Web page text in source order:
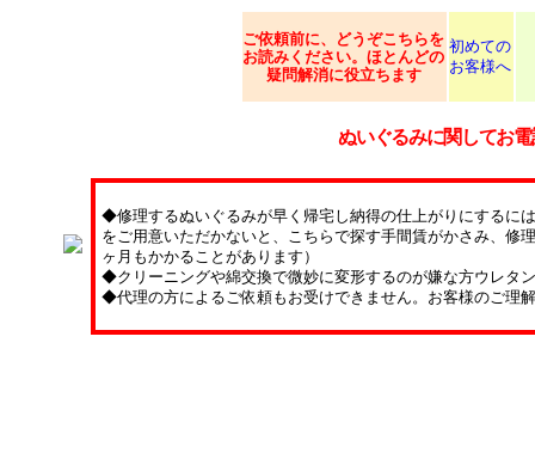
ご依頼前に、どうぞこちらを
お読みください。ほとんどの
疑問解消に役立ちます
初めての
お客様へ
ぬいぐるみに関してお
◆修理するぬいぐるみが早く帰宅し納得の仕上がりにするに
をご用意いただかないと、こちらで探す手間賃がかさみ、修
ヶ月もかかることがあります）
◆クリーニングや綿交換で微妙に変形するのが嫌な方ウレタ
◆代理の方によるご依頼もお受けできません。お客様のご理